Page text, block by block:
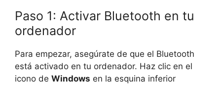
Paso 1: Activar Bluetooth en tu
ordenador
Para empezar, asegúrate de que el Bluetooth
está activado en tu ordenador. Haz clic en el
icono de Windows en la esquina inferior